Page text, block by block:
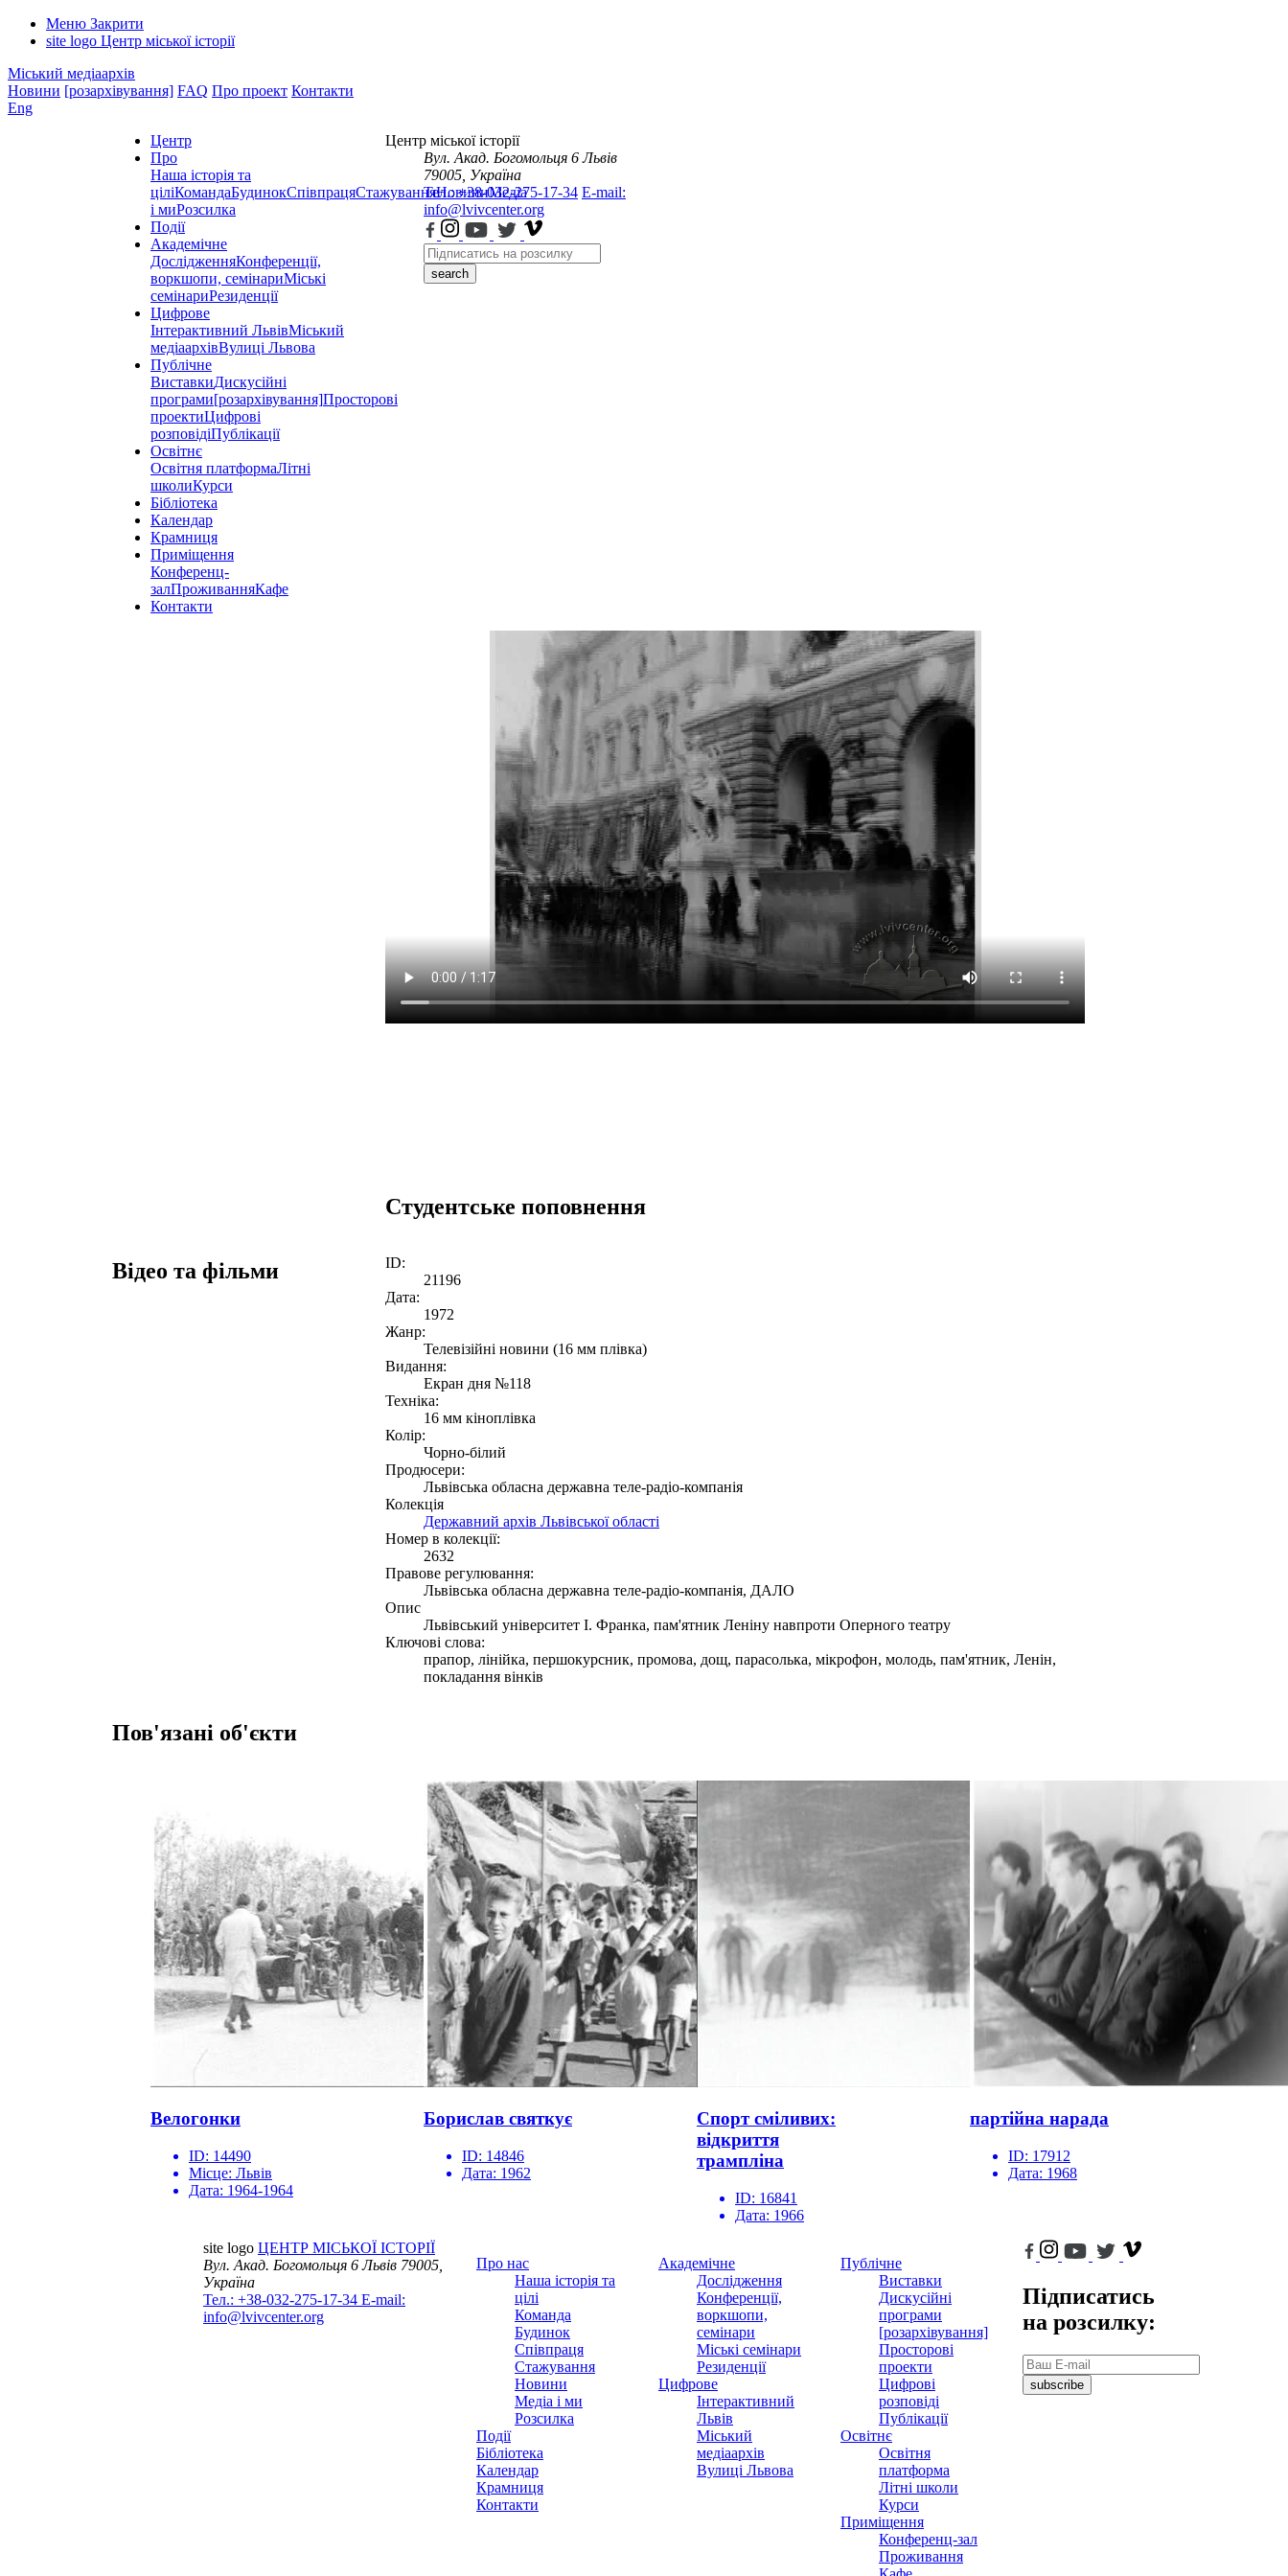
Меню Закрити
site logo Центр міської історії
Міський медіаархів
Новини [розархівування] FAQ Про проект Контакти
Eng
Центр
Про
Наша історія та
ціліКомандаБудинокСпівпрацяСтажуванняНовиниМедіа
і миРозсилка
Події
Академічне
ДослідженняКонференції,
воркшопи, семінариМіські
семінариРезиденції
Цифрове
Інтерактивний ЛьвівМіський
медіаархівВулиці Львова
Публічне
ВиставкиДискусійні
програми[розархівування]Просторові
проектиЦифрові
розповідіПублікації
Освітнє
Освітня платформаЛітні
школиКурси
Бібліотека
Календар
Крамниця
Приміщення
Конференц-
залПроживанняКафе
Контакти
Центр міської історії
Вул. Акад. Богомольця 6 Львів
79005, Україна
Тел.: +38-032-275-17-34 E-mail:
info@lvivcenter.org
search
Студентське поповнення
Відео та фільми
ID:
21196
Дата:
1972
Жанр:
Телевізійні новини (16 мм плівка)
Видання:
Екран дня №118
Техніка:
16 мм кіноплівка
Колір:
Чорно-білий
Продюсери:
Львівська обласна державна теле-радіо-компанія
Колекція
Державний архів Львівської області
Номер в колекції:
2632
Правове регулювання:
Львівська обласна державна теле-радіо-компанія, ДАЛО
Опис
Львівський університет І. Франка, пам'ятник Леніну навпроти Оперного театру
Ключові слова:
прапор, лінійка, першокурсник, промова, дощ, парасолька, мікрофон, молодь, пам'ятник, Ленін,
покладання вінків
Пов'язані об'єкти
Велогонки
ID: 14490
Місце: Львів
Дата: 1964-1964
Борислав святкує
ID: 14846
Дата: 1962
Спорт сміливих:
відкриття
трампліна
ID: 16841
Дата: 1966
партійна нарада
ID: 17912
Дата: 1968
site logo ЦЕНТР МІСЬКОЇ ІСТОРІЇ
Вул. Акад. Богомольця 6Львів 79005,
Україна
Тел.: +38-032-275-17-34 E-mail:
info@lvivcenter.org
Про нас
Наша історія та
цілі
Команда
Будинок
Співпраця
Стажування
Новини
Медіа і ми
Розсилка
Події
Бібліотека
Календар
Крамниця
Контакти
Академічне
Дослідження
Конференції,
воркшопи,
семінари
Міські семінари
Резиденції
Цифрове
Інтерактивний
Львів
Міський
медіаархів
Вулиці Львова
Публічне
Виставки
Дискусійні
програми
[розархівування]
Просторові
проекти
Цифрові
розповіді
Публікації
Освітнє
Освітня
платформа
Літні школи
Курси
Приміщення
Конференц-зал
Проживання
Підписатись
на розсилку:
subscribe